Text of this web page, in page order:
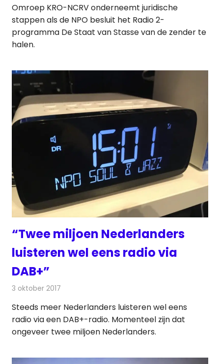
Omroep KRO-NCRV onderneemt juridische
stappen als de NPO besluit het Radio 2-
programma De Staat van Stasse van de zender te
halen.
“Twee miljoen Nederlanders
luisteren wel eens radio via
DAB+”
3 oktober 2017
Steeds meer Nederlanders luisteren wel eens
radio via een DAB+-radio. Momenteel zijn dat
ongeveer twee miljoen Nederlanders.